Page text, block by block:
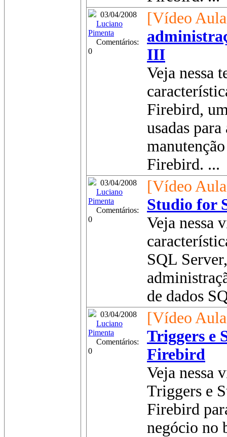
03/04/2008
Luciano
Pimenta
Comentários:
0
[Vídeo
III
Veja nessa
Firebird,
usadas
Firebird. ...
03/04/2008
Luciano
Pimenta
Comentários:
0
[Vídeo
Studio for
Veja nessa
SQL
de dados
03/04/2008
Luciano
Pimenta
Comentários:
0
[Vídeo
Triggers e
Firebird
Veja nessa
Triggers e
Firebird
negócio no